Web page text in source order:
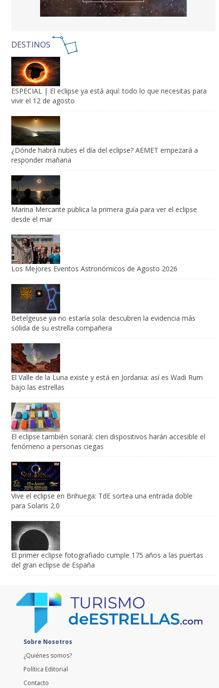
DESTINOS
ESPECIAL | El eclipse ya está aquí: todo lo que necesitas para
vivir el 12 de agosto
¿Dónde habrá nubes el día del eclipse? AEMET empezará a
responder mañana
Marina Mercante publica la primera guía para ver el eclipse
desde el mar
Los Mejores Eventos Astronómicos de Agosto 2026
Betelgeuse ya no estaría sola: descubren la evidencia más
sólida de su estrella compañera
El Valle de la Luna existe y está en Jordania: así es Wadi Rum
bajo las estrellas
El eclipse también sonará: cien dispositivos harán accesible el
fenómeno a personas ciegas
Vive el eclipse en Brihuega: TdE sortea una entrada doble
para Solaris 2.0
El primer eclipse fotografiado cumple 175 años a las puertas
del gran eclipse de España
Sobre Nosotros
¿Quiénes somos?
Política Editorial
Contacto